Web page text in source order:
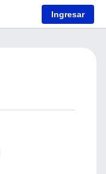
Ingresar